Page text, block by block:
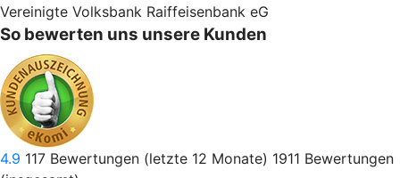
Vereinigte Volksbank Raiffeisenbank eG
So bewerten uns unsere Kunden
4.9 117 Bewertungen (letzte 12 Monate) 1911 Bewertungen